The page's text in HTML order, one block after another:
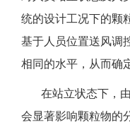
统的设计工况下的颗
基于人员位置送风调
相同的水平，从而确
在站立状态下，由
会显著影响颗粒物的